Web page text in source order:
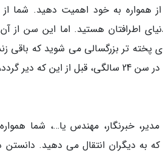
همواره به خود اهمیت دهید. شما
اطرافتان هستید. اما این سن
پخته تر بزرگسالی می شوید که باقی
انجام دهید.
خبرنگار، مهندس یا…، شما
که به دیگران انتقال می دهید.